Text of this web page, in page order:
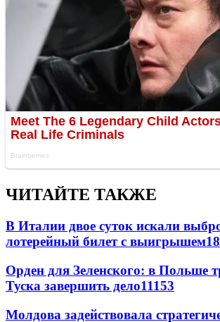
ЧИТАЙТЕ ТАКЖЕ
В Италии двое суток искали
лотерейный билет с выигрышем
Орден для Зеленского: в Польше
Туска завершить дело11153
Молдова задействовала